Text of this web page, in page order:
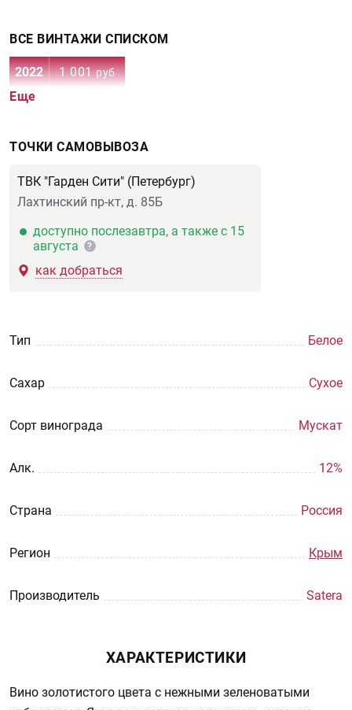
ВСЕ ВИНТАЖИ СПИСКОМ
2022 1 001руб
Еще
ТОЧКИ САМОВЫВОЗА
ТВК "Гарден Сити" (Петербург)
Лахтинский пр-кт, д. 85Б
доступно послезавтра, а также с 15
августа
?
как добраться
Тип Белое
Сахар Сухое
Сорт винограда Мускат
Aлк. 12%
Страна Россия
Регион Крым
Производитель Satera
ХАРАКТЕРИСТИКИ
Вино золотистого цвета с нежными зеленоватыми